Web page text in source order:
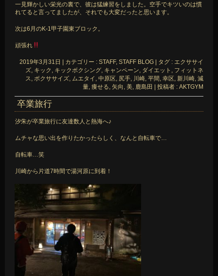
一見輝かしい栄光の裏で、彼は猛練習をしました。空手でキツいのは慣
れてると言ってましたが、それでも大変だったと思います。
次は6月のK-1甲子園東ブロック。
頑張れ
2019年3月31日 | カテゴリー : STAFF, STAFF BLOG | タグ : エクササイ
ズ, キック , キックボクシング, キャンペーン, ダイエット , フィットネ
ス, ボクササイズ, ムエタイ , 中原区, 尻手, 川崎, 平間, 幸区, 新川崎, 減
量, 痩せる, 矢向 , 美, 鹿島田 | 投稿者 : AKTGYM
卒業旅行
汐朱が卒業旅行に友達数人と熱海へ♪
ムチャな思い出を作りたかったらしく、なんと自転車で…
自転車…笑
川崎から片道7時間で湯河原に到着！